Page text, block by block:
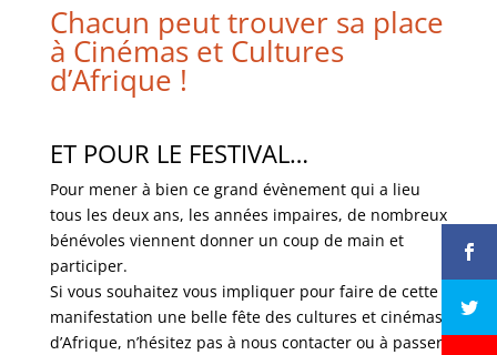
Chacun peut trouver sa place
à Cinémas et Cultures
d’Afrique !
ET POUR LE FESTIVAL…
Pour mener à bien ce grand évènement qui a lieu
tous les deux ans, les années impaires, de nombreux
bénévoles viennent donner un coup de main et
participer.
Si vous souhaitez vous impliquer pour faire de cette
manifestation une belle fête des cultures et cinémas
d’Afrique, n’hésitez pas à nous contacter ou à passer